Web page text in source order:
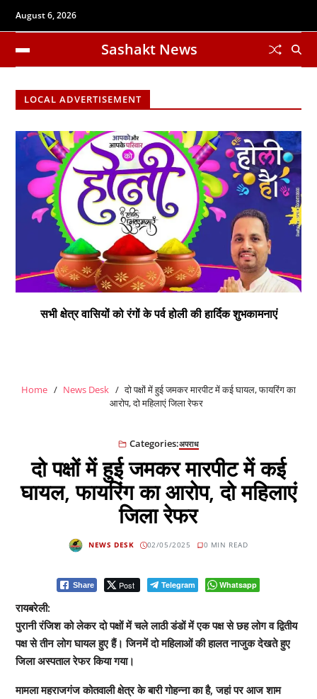
August 6, 2026
Sashakt News
LOCAL ADVERTISEMENT
सभी क्षेत्र वासियों को रंगों के पर्व होली की हार्दिक शुभकामनाएं
Home News Desk
दो पक्षों में हुई जमकर मारपीट में कई घायल, फायरिंग का
आरोप, दो महिलाएं जिला रेफर
Categories:अपराध
दो पक्षों में हुई जमकर मारपीट में कई
घायल, फायरिंग का आरोप, दो महिलाएं
जिला रेफर
NEWS DESK 02/05/2025 0 MIN READ
Share Post Telegram Whatsapp
रायबरेली:
पुरानी रंजिश को लेकर दो पक्षों में चले लाठी डंडों में एक पक्ष से छह लोग व द्वितीय
पक्ष से तीन लोग घायल हुए हैं। जिनमें दो महिलाओं की हालत नाजुक देखते हुए
जिला अस्पताल रेफर किया गया।
मामला महराजगंज कोतवाली क्षेत्र के बारी गोहन्ना का है, जहां पर आज शाम